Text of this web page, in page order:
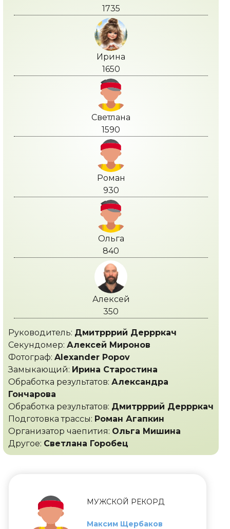
МУЖСКОЙ РЕКОРД
Максим Щербаков
1735
Ирина
1650
Светлана
1590
Роман
930
Ольга
840
Алексей
350
Руководитель: Дмитрррий Деррркач
Секундомер: Алексей Миронов
Фотограф: Alexander Popov
Замыкающий: Ирина Старостина
Обработка результатов: Александра
Гончарова
Обработка результатов: Дмитрррий Деррркач
Подготовка трассы: Роман Агапкин
Организатор чаепития: Ольга Мишина
Другое: Светлана Горобец